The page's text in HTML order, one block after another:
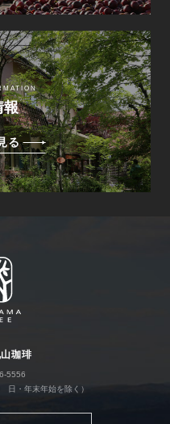
報
る
珈琲
5556
日・年末年始を除く）